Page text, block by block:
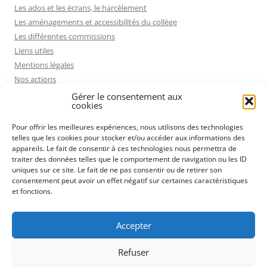
Gérer le consentement aux
cookies
Pour offrir les meilleures expériences, nous utilisons des technologies
telles que les cookies pour stocker et/ou accéder aux informations des
appareils. Le fait de consentir à ces technologies nous permettra de
traiter des données telles que le comportement de navigation ou les ID
uniques sur ce site. Le fait de ne pas consentir ou de retirer son
consentement peut avoir un effet négatif sur certaines caractéristiques
et fonctions.
Accepter
Refuser
Les ados et les écrans, le harcèlement
Les aménagements et accessibilités du collège
Les différentes commissions
Liens utiles
Mentions légales
Nos actions
Politique de cookies (UE)
Pourquoi rejoindre la FCPE ?
Projet pédagogique présenté par le Conseil Départemental
Qui sommes nous ?
Rechercher
Remplacement des professeurs absents
Ressources éducatives et ludiques
Voies cyclables